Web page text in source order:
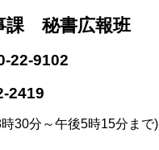
秘書広報班
22-9102
2419
30分～午後5時15分まで)